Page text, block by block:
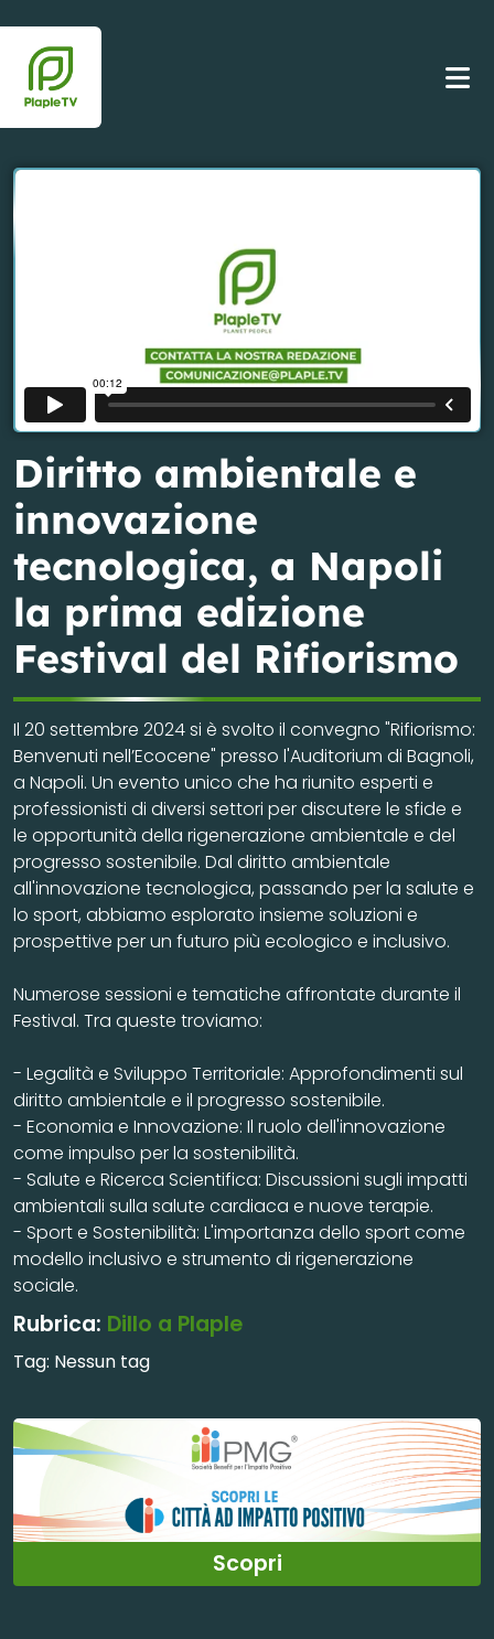
Diritto ambientale e
innovazione
tecnologica, a Napoli
la prima edizione
Festival del Rifiorismo
Il 20 settembre 2024 si è svolto il convegno "Rifiorismo:
Benvenuti nell’Ecocene" presso l'Auditorium di Bagnoli,
a Napoli. Un evento unico che ha riunito esperti e
professionisti di diversi settori per discutere le sfide e
le opportunità della rigenerazione ambientale e del
progresso sostenibile. Dal diritto ambientale
all'innovazione tecnologica, passando per la salute e
lo sport, abbiamo esplorato insieme soluzioni e
prospettive per un futuro più ecologico e inclusivo.
Numerose sessioni e tematiche affrontate durante il
Festival. Tra queste troviamo:
- Legalità e Sviluppo Territoriale: Approfondimenti sul
diritto ambientale e il progresso sostenibile.
- Economia e Innovazione: Il ruolo dell'innovazione
come impulso per la sostenibilità.
- Salute e Ricerca Scientifica: Discussioni sugli impatti
ambientali sulla salute cardiaca e nuove terapie.
- Sport e Sostenibilità: L'importanza dello sport come
modello inclusivo e strumento di rigenerazione
sociale.
Rubrica: Dillo a Plaple
Tag: Nessun tag
Scopri